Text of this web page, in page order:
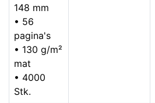
148 mm
• 56
pagina's
• 130 g/m²
mat
• 4000
Stk.